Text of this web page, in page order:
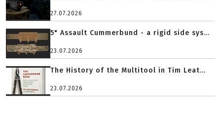
27.07.2026
5" Assault Cummerbund - a rigid side sys...
23.07.2026
The History of the Multitool in Tim Leat...
23.07.2026